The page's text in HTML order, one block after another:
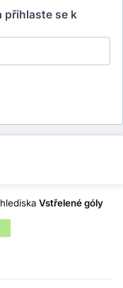
přihlaste se k
Vstřelené góly